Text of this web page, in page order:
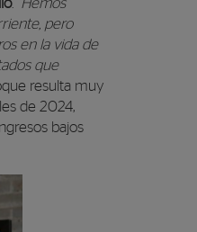
. “Hemos
pero
en la vida de
que
resulta muy
de 2024,
bajos